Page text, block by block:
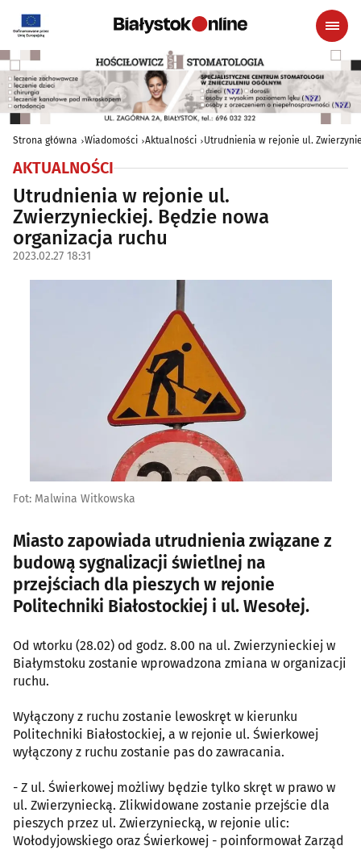
Strona główna Wiadomości Aktualności Utrudnienia w rejonie ul.
AKTUALNOŚCI
Utrudnienia w rejonie ul.
Zwierzynieckiej. Będzie nowa
organizacja ruchu
2023.02.27 18:31
Fot: Malwina Witkowska
Miasto zapowiada utrudnienia związane z
budową sygnalizacji świetlnej na
przejściach dla pieszych w rejonie
Politechniki Białostockiej i ul. Wesołej.
Od wtorku (28.02) od godz. 8.00 na ul. Zwierzynieckiej w
Białymstoku zostanie wprowadzona zmiana w organizacji
ruchu.
Wyłączony z ruchu zostanie lewoskręt w kierunku
Politechniki Białostockiej, a w rejonie ul. Świerkowej
wyłączony z ruchu zostanie pas do zawracania.
- Z ul. Świerkowej możliwy będzie tylko skręt w prawo w
ul. Zwierzyniecką. Zlikwidowane zostanie przejście dla
pieszych przez ul. Zwierzyniecką, w rejonie ulic:
Wołodyjowskiego oraz Świerkowej - poinformował Zarząd